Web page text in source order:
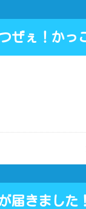
目立つ
物が届き